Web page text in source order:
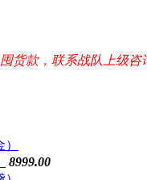
囤货款，联系战队上级咨
8999.00